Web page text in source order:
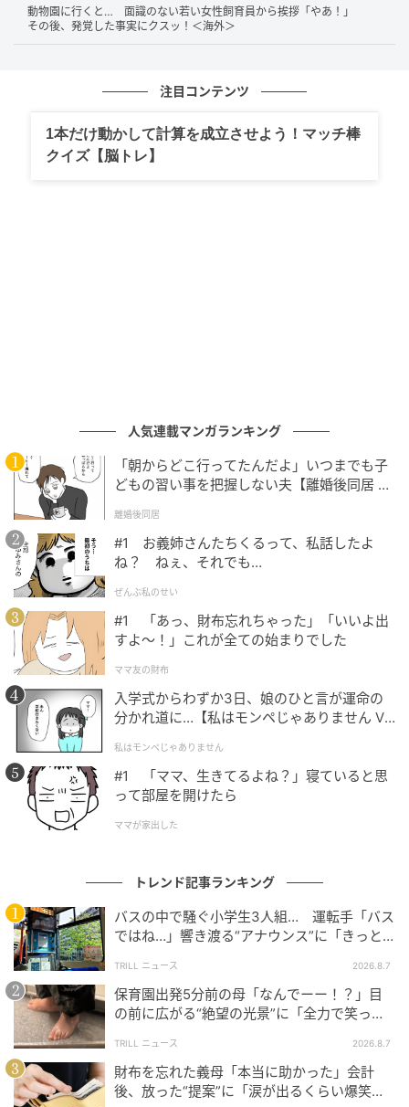
ところが、それ以降そのお客さんが投稿者さんに文句
を言ってくることはなかったそう。あまりにももっと
共感の声が寄せられていました。
いったいどんなことがあったのでしょうか？
のく（@nocktanock）
昔バイト先でクレーム対応が終わって、ホッとしてたら突然そ
のお客さんが戻ってきて 「あんた今ホッとしてたでし
ょ！！！」って二回戦始まりかけたこたある。
10年以上前、投稿者さんがアルバイトしていたときの
こと。お客さんから「食べ放題に対象外のメニューが
あるなんて聞いていない！」とクレームがあったそう
です。
なんとか対応を終え、お客さんもひとまず落ち着いた
様子で、ようやく一安心…したはずが、そのお客さん
が再び戻ってきて「あんた今ホッとしてたでしょ！」
まさかの“二回戦”が始まる雰囲気に、気が抜けない状
況になってしまったようです。
投稿者さんに当時の状況を詳しく伺ったところ、
「『あんた今ホッとしてたでしょ！』と詰め寄られた
ので、『あ、いえ、そんなことはございません』とい
うやり取りがあったような気がします。とにかく疲弊
していて、早く対応を終わらせたかったので、理解を
得るための説明をする…というよりは、ひたすら謝罪
動物園に行くと… 面識のない若い女性飼育員から挨拶「やあ！」
その後、発覚した事実にクスッ！＜海外＞
注目コンテンツ
1本だけ動かして計算を成立させよう！マッチ棒
クイズ【脳トレ】
人気連載マンガランキング
「朝からどこ行ってたんだよ」いつまでも子
どもの習い事を把握しない夫【離婚後同居 Vo
離婚後同居
#1 お義姉さんたちくるって、私話したよ
ね？ ねぇ、それでも…
ぜんぶ私のせい
#1 「あっ、財布忘れちゃった」「いいよ出
すよ〜！」これが全ての始まりでした
ママ友の財布
入学式からわずか3日、娘のひと言が運命の
分かれ道に…【私はモンペじゃありません Vo
私はモンペじゃありません
#1 「ママ、生きてるよね？」寝ていると思
って部屋を開けたら
ママが家出した
トレンド記事ランキング
バスの中で騒ぐ小学生3人組… 運転手「バス
ではね…」響き渡る“アナウンス”に「きっと
TRILL ニュース 2026.8.7
保育園出発5分前の母「なんでーー！？」目
の前に広がる“絶望の光景”に「全力で笑っ
TRILL ニュース 2026.8.7
財布を忘れた義母「本当に助かった」会計
後、放った“提案”に「涙が出るくらい爆笑」